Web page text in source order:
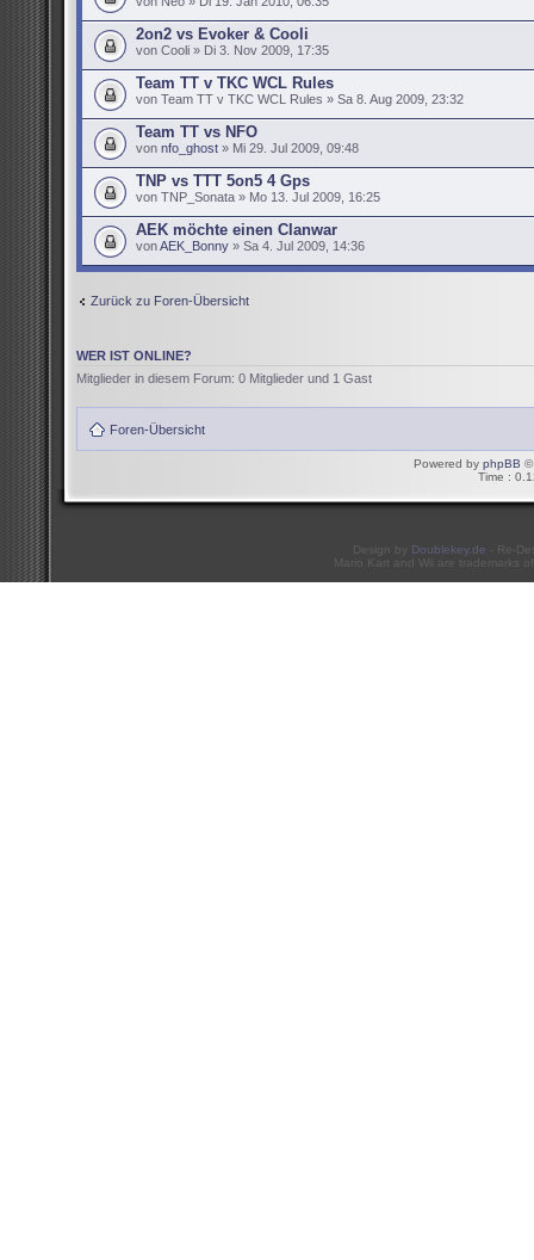
2on2 vs Evoker & Cooli
von Cooli » Di 3. Nov 2009, 17:35
Team TT v TKC WCL Rules
von Team TT v TKC WCL Rules » Sa 8. Aug 2009, 23:32
Team TT vs NFO
von nfo_ghost » Mi 29. Jul 2009, 09:48
TNP vs TTT 5on5 4 Gps
von TNP_Sonata » Mo 13. Jul 2009, 16:25
AEK möchte einen Clanwar
vonAEK_Bonny » Sa 4. Jul 2009, 14:36
Zurück zu Foren-Übersicht
WER IST ONLINE?
Mitglieder in diesem Forum: 0 Mitglieder und 1 Gast
Foren-Übersicht
Powered by phpBB ©
Time :
Design by Doublekey.de - Re-
Mario Kart and Wii are trademarks